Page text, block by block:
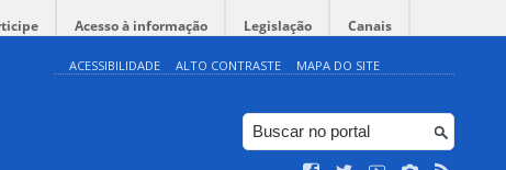
Acesso à informação Legislação Canais
ACESSIBILIDADE ALTO CONTRASTE MAPA DO SITE